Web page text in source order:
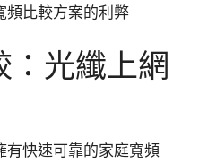
頻比較方案的利弊
：光纖上網
有快速可靠的家庭寬頻